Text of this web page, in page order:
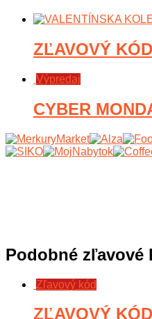
ZĽAVOVÝ
Výpredaj
CYBER
Podobné zľavové
Zľavový kód
ZĽAVOVÝ